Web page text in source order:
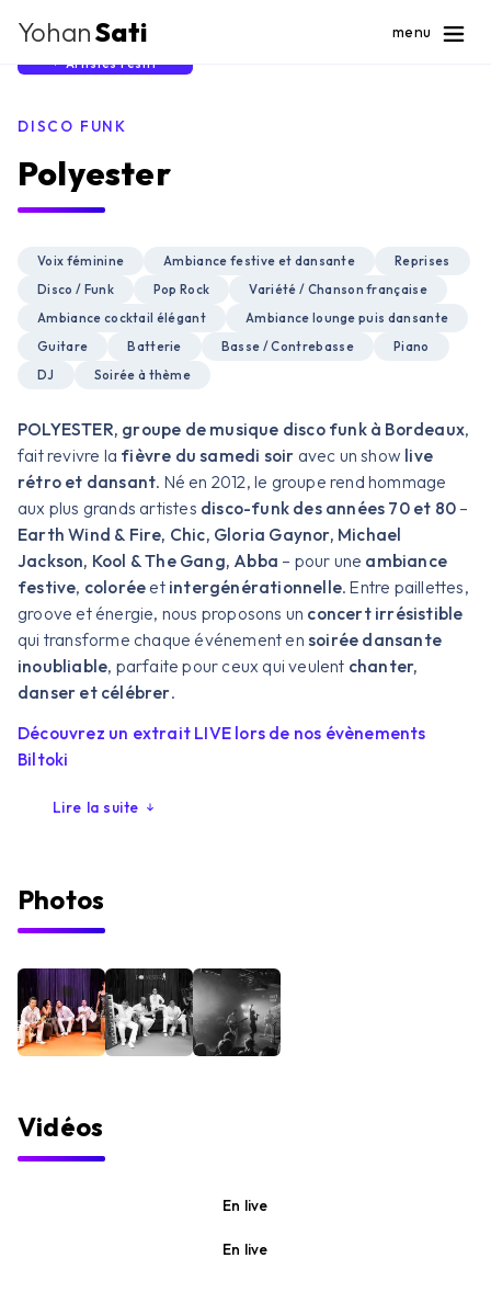
YohanSati menu
Artistes Festif
DISCO FUNK
Polyester
Voix féminine Ambiance festive et dansante
Reprises
Disco / Funk
Pop Rock
Variété / Chanson française
Ambiance cocktail élégant
Ambiance lounge puis dansante
Guitare
Batterie Basse / Contrebasse
Piano
DJ
Soirée à thème
POLYESTER, groupe de musique disco funk à Bordeaux,
fait revivre la fièvre du samedi soir avec un show live
rétro et dansant. Né en 2012, le groupe rend hommage
aux plus grands artistes disco-funk des années 70 et 80 –
Earth Wind & Fire, Chic, Gloria Gaynor, Michael
Jackson, Kool & The Gang, Abba – pour une ambiance
festive, colorée et intergénérationnelle. Entre paillettes,
groove et énergie, nous proposons un concert irrésistible
qui transforme chaque événement en soirée dansante
inoubliable, parfaite pour ceux qui veulent chanter,
danser et célébrer.
Découvrez un extrait LIVE lors de nos évènements
Biltoki
Lire la suite
Photos
Vidéos
En live
En live